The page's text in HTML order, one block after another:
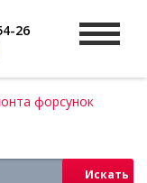
26
форсунок
Искать